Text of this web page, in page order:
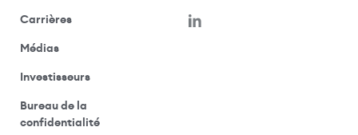
Carrières(s’ouvre dans une nouvelle fenêtre)
Médias(ouvre votre application de messagerie)
Investisseurs(ouvre votre application de messagerie)
Bureau de la
confidentialité(ouvre votre application de messagerie)